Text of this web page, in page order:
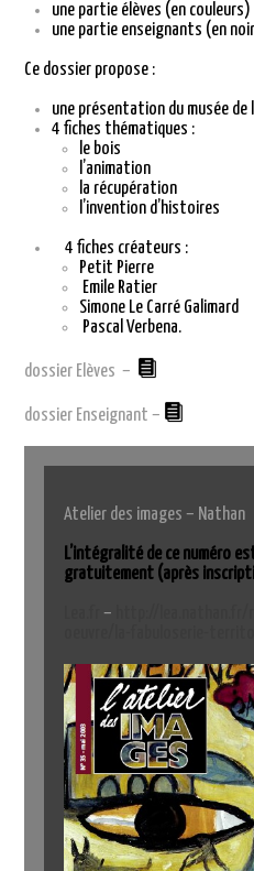
une partie élèves (en couleurs)
une partie enseignants (en
Ce dossier propose :
une présentation du musée de
4 fiches thématiques :
le bois
l’animation
la récupération
l’invention d’histoires
4 fiches créateurs :
Petit Pierre
Emile Ratier
Simone Le Carré Galimard
Pascal Verbena.
dossier Elèves –
dossier Enseignant –
Atelier des images – Nathan
L’intégralité de ce numéro
gratuitement (après
–